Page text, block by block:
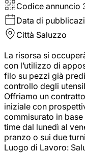
Codice annuncio
Data di
Città Saluzzo
La risorsa si
con l’utilizzo di
filo su pezzi già
controllo degli
Offriamo un
iniziale con
commisurato in
time dal lunedì al
pranzo o sui due
Luogo di Lavoro: